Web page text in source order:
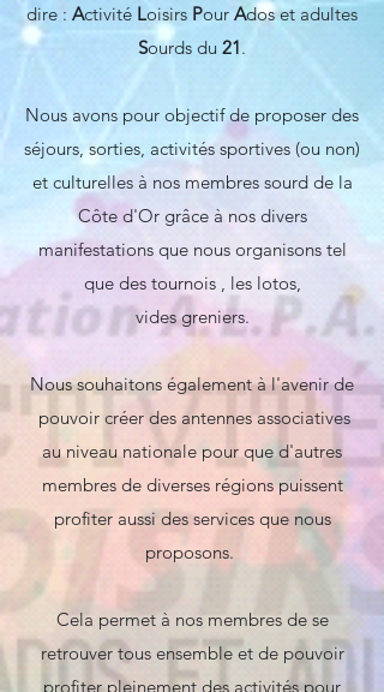
dire : Activité Loisirs Pour Ados et adultes
Sourds du 21.
Nous avons pour objectif de proposer des
séjours, sorties, activités sportives (ou non)
et culturelles à nos membres sourd de la
Côte d'Or grâce à nos divers
manifestations que nous organisons tel
que des tournois , les lotos,
vides greniers.
Nous souhaitons également à l'avenir de
pouvoir créer des antennes associatives
au niveau nationale pour que d'autres
membres de diverses régions puissent
profiter aussi des services que nous
proposons.
Cela permet à nos membres de se
retrouver tous ensemble et de pouvoir
profiter pleinement des activités pour